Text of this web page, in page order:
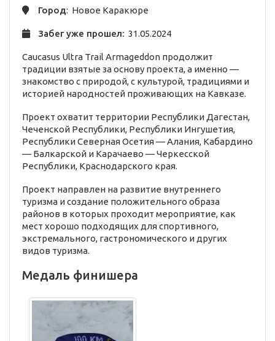
Город: Новое Каракюре
Забег уже прошел: 31.05.2024
Caucasus Ultra Trail Armageddon продолжит
традиции взятые за основу проекта, а именно —
знакомство с природой, с культурой, традициями и
историей народностей проживающих на Кавказе.
Проект охватит территории Республики Дагестан,
Чеченской Республики, Республики Ингушетия,
Республики Северная Осетия — Алания, Кабардино
— Балкарской и Карачаево — Черкесской
Республики, Краснодарского края.
Проект направлен на развитие внутреннего
туризма и создание положительного образа
районов в которых проходит мероприятие, как
мест хорошо подходящих для спортивного,
экстремального, гастрономического и других
видов туризма.
Медаль финишера